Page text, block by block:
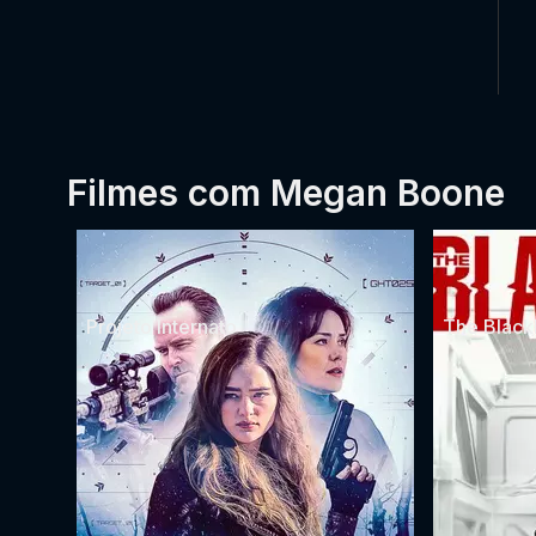
Filmes com Megan Boone
Projeto Internato The